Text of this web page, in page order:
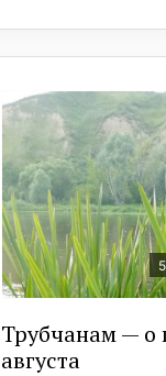
Трубчанам — о
августа